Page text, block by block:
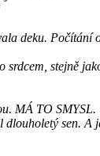
deku.
srdcem, stejně
MÁ TO SMYSL.
sen. A